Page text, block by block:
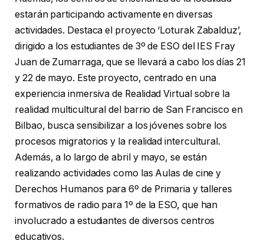
estarán participando activamente en diversas
actividades. Destaca el proyecto ‘Loturak Zabalduz’,
dirigido a los estudiantes de 3º de ESO del IES Fray
Juan de Zumarraga, que se llevará a cabo los días 21
y 22 de mayo. Este proyecto, centrado en una
experiencia inmersiva de Realidad Virtual sobre la
realidad multicultural del barrio de San Francisco en
Bilbao, busca sensibilizar a los jóvenes sobre los
procesos migratorios y la realidad intercultural.
Además, a lo largo de abril y mayo, se están
realizando actividades como las Aulas de cine y
Derechos Humanos para 6º de Primaria y talleres
formativos de radio para 1º de la ESO, que han
involucrado a estudiantes de diversos centros
educativos.